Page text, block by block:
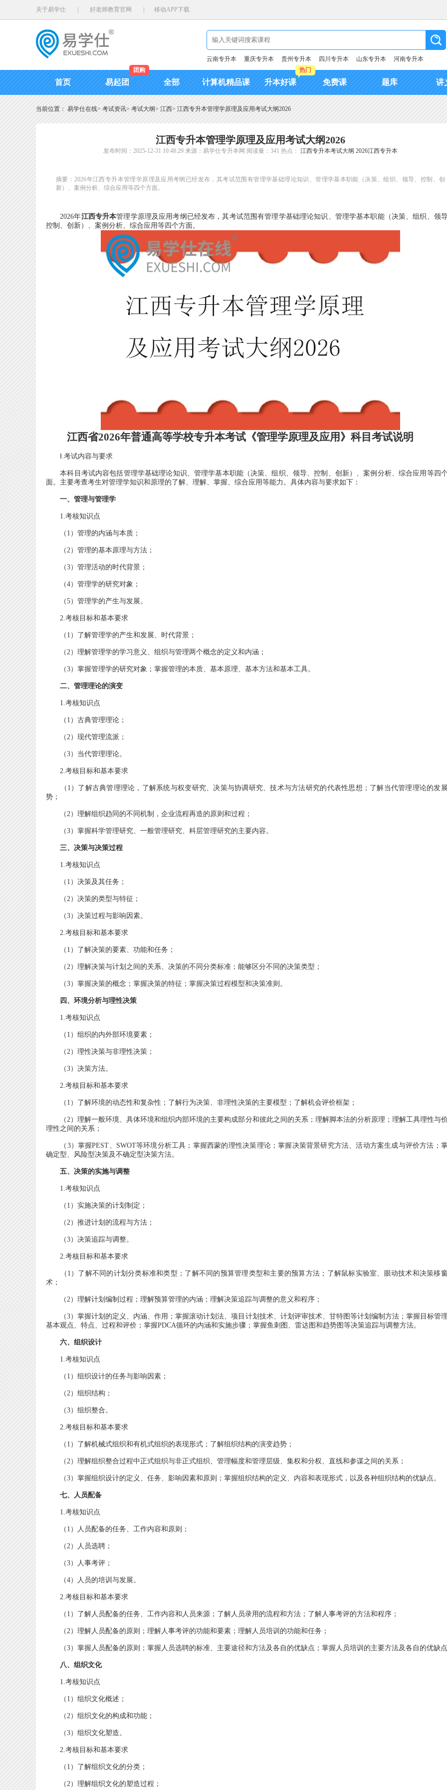
关于易学仕 好老师教育官网 移动APP下载
云南专升本 重庆专升本 贵州专升本 四川专升本 山东专升本 河南专升本
首页 易起团
团购
全部 计算机精品课 升本好课
热门
免费课 题库 讲
当前位置： 易学仕在线> 考试资讯> 考试大纲> 江西> 江西专升本管理学原理及应用考试大纲2026
江西专升本管理学原理及应用考试大纲2026
发布时间：2025-12-31 10:48:29 来源：易学仕专升本网 阅读量：341 热点： 江西专升本考试大纲 2026江西专升本
摘要：2026年江西专升本管理学原理及应用考纲已经发布，其考试范围有管理学基础理论知识、管理学基本职能（决策、组织、领导、控制、创
新）、案例分析、综合应用等四个方面。
2026年江西专升本管理学原理及应用考纲已经发布，其考试范围有管理学基础理论知识、管理学基本职能（决策、组织、领
控制、创新）、案例分析、综合应用等四个方面。
江西省2026年普通高等学校专升本考试《管理学原理及应用》科目考试说明
Ⅰ.考试内容与要求
本科目考试内容包括管理学基础理论知识、管理学基本职能（决策、组织、领导、控制、创新）、案例分析、综合应用等四
面。主要考查考生对管理学知识和原理的了解、理解、掌握、综合应用等能力。具体内容与要求如下：
一、管理与管理学
1.考核知识点
（1）管理的内涵与本质；
（2）管理的基本原理与方法；
（3）管理活动的时代背景；
（4）管理学的研究对象；
（5）管理学的产生与发展。
2.考核目标和基本要求
（1）了解管理学的产生和发展、时代背景；
（2）理解管理学的学习意义、组织与管理两个概念的定义和内涵；
（3）掌握管理学的研究对象；掌握管理的本质、基本原理、基本方法和基本工具。
二、管理理论的演变
1.考核知识点
（1）古典管理理论；
（2）现代管理流派；
（3）当代管理理论。
2.考核目标和基本要求
（1）了解古典管理理论，了解系统与权变研究、决策与协调研究、技术与方法研究的代表性思想；了解当代管理理论的发
势；
（2）理解组织趋同的不同机制，企业流程再造的原则和过程；
（3）掌握科学管理研究、一般管理研究、科层管理研究的主要内容。
三、决策与决策过程
1.考核知识点
（1）决策及其任务；
（2）决策的类型与特征；
（3）决策过程与影响因素。
2.考核目标和基本要求
（1）了解决策的要素、功能和任务；
（2）理解决策与计划之间的关系、决策的不同分类标准；能够区分不同的决策类型；
（3）掌握决策的概念；掌握决策的特征；掌握决策过程模型和决策准则。
四、环境分析与理性决策
1.考核知识点
（1）组织的内外部环境要素；
（2）理性决策与非理性决策；
（3）决策方法。
2.考核目标和基本要求
（1）了解环境的动态性和复杂性；了解行为决策、非理性决策的主要模型；了解机会评价框架；
（2）理解一般环境、具体环境和组织内部环境的主要构成部分和彼此之间的关系；理解脚本法的分析原理；理解工具理性与
理性之间的关系；
（3）掌握PEST、SWOT等环境分析工具；掌握西蒙的理性决策理论；掌握决策背景研究方法、活动方案生成与评价方法；
确定型、风险型决策及不确定型决策方法。
五、决策的实施与调整
1.考核知识点
（1）实施决策的计划制定；
（2）推进计划的流程与方法；
（3）决策追踪与调整。
2.考核目标和基本要求
（1）了解不同的计划分类标准和类型；了解不同的预算管理类型和主要的预算方法；了解鼠标实验室、眼动技术和决策移
术；
（2）理解计划编制过程；理解预算管理的内涵；理解决策追踪与调整的意义和程序；
（3）掌握计划的定义、内涵、作用；掌握滚动计划法、项目计划技术、计划评审技术、甘特图等计划编制方法；掌握目标管
基本观点、特点、过程和评价；掌握PDCA循环的内涵和实施步骤；掌握鱼刺图、雷达图和趋势图等决策追踪与调整方法。
六、组织设计
1.考核知识点
（1）组织设计的任务与影响因素；
（2）组织结构；
（3）组织整合。
2.考核目标和基本要求
（1）了解机械式组织和有机式组织的表现形式；了解组织结构的演变趋势；
（2）理解组织整合过程中正式组织与非正式组织、管理幅度和管理层级、集权和分权、直线和参谋之间的关系；
（3）掌握组织设计的定义、任务、影响因素和原则；掌握组织结构的定义、内容和表现形式，以及各种组织结构的优缺点。
七、人员配备
1.考核知识点
（1）人员配备的任务、工作内容和原则；
（2）人员选聘；
（3）人事考评；
（4）人员的培训与发展。
2.考核目标和基本要求
（1）了解人员配备的任务、工作内容和人员来源；了解人员录用的流程和方法；了解人事考评的方法和程序；
（2）理解人员配备的原则；理解人事考评的功能和要素；理解人员培训的功能和任务；
（3）掌握人员配备的原则；掌握人员选聘的标准、主要途径和方法及各自的优缺点；掌握人员培训的主要方法及各自的优缺
八、组织文化
1.考核知识点
（1）组织文化概述；
（2）组织文化的构成和功能；
（3）组织文化塑造。
2.考核目标和基本要求
（1）了解组织文化的分类；
（2）理解组织文化的塑造过程；